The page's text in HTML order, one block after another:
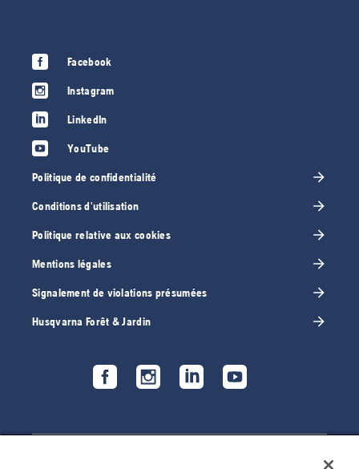
Facebook
Instagram
LinkedIn
YouTube
Politique de confidentialité
Conditions d'utilisation
Politique relative aux cookies
Mentions légales
Signalement de violations présumées
Husqvarna Forêt & Jardin